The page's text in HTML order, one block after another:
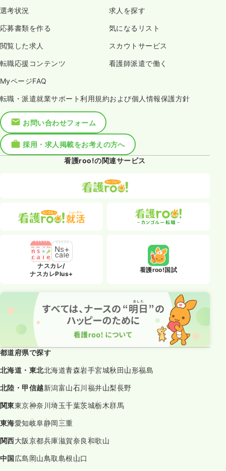
選考状況 求人を探す
応募書類を作る 気になるリスト
閲覧した求人 スカウトサービス
転職応援コンテンツ 看護師派遣で働く
MyページFAQ
転職・派遣就業サポート利用規約および個人情報保護方針
お問い合わせフォーム
採用・求人掲載をお考えの方へ
看護roo!の関連サービス
ナスカレ/
ナスカレPlus+
看護roo!国試
都道府県で探す
北海道・東北北海道青森岩手宮城秋田山形福島
北陸・甲信越新潟富山石川福井山梨長野
関東東京神奈川埼玉千葉茨城栃木群馬
東海愛知岐阜静岡三重
関西大阪京都兵庫滋賀奈良和歌山
中国広島岡山鳥取島根山口